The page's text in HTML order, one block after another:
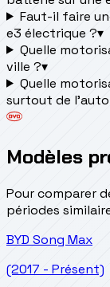
Faut-il faire
e3 électrique ?▾
Quelle
ville ?▾
Quelle
surtout de
Modèles
Pour comparer
périodes
BYD Song Max
(2017 - Présent)